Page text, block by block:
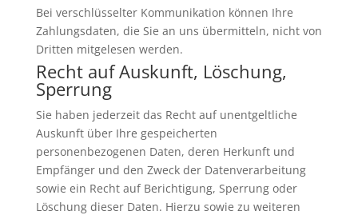
Bei verschlüsselter Kommunikation können Ihre
Zahlungsdaten, die Sie an uns übermitteln, nicht von
Dritten mitgelesen werden.
Recht auf Auskunft, Löschung,
Sperrung
Sie haben jederzeit das Recht auf unentgeltliche
Auskunft über Ihre gespeicherten
personenbezogenen Daten, deren Herkunft und
Empfänger und den Zweck der Datenverarbeitung
sowie ein Recht auf Berichtigung, Sperrung oder
Löschung dieser Daten. Hierzu sowie zu weiteren